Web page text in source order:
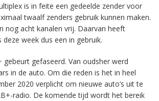
is in feite een gedeelde zender voor
twaalf zenders gebruik kunnen maken.
nog acht kanalen vrij. Daarvan heeft
deze week dus een in gebruik.
gebeurt gefaseerd. Van oudsher werd
in de auto. Om die reden is het in heel
2020 verplicht om nieuwe auto’s uit te
radio. De komende tijd wordt het bereik